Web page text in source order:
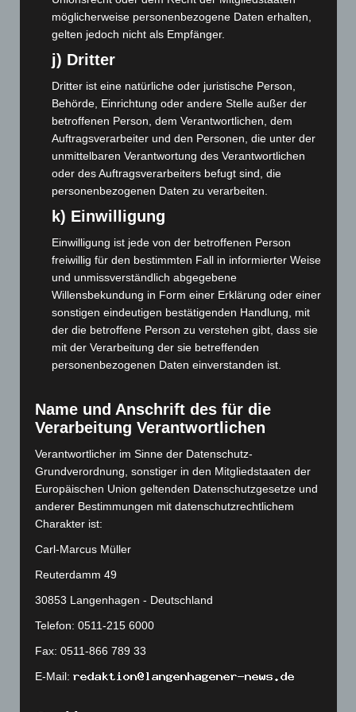
September 2024(112)
August 2024(107)
Juli 2024(89)
Juni 2024(107)
Mai 2024(149)
April 2024
März 2024(103)
Februar 2024(103)
Dezember 2023 (130)
November 2023 (130)
Oktober 2023(114)
September 2023(133)
August 2023(134)
Juli 2023(118)
Juni 2023(142)
April 2023 (155)
Februar 2023 (154)
Januar 2023(140)
Dezember 2022(130)
August 2022(166)
Juli 2022(133)
Juni 2022(167)
Mai 2022(177)
möglicherweise personenbezogene Daten erhalten,
gelten jedoch nicht als Empfänger.
j) Dritter
Dritter ist eine natürliche oder juristische Person,
Behörde, Einrichtung oder andere Stelle außer der
betroffenen Person, dem Verantwortlichen, dem
Auftragsverarbeiter und den Personen, die unter der
unmittelbaren Verantwortung des Verantwortlichen
oder des Auftragsverarbeiters befugt sind, die
personenbezogenen Daten zu verarbeiten.
k) Einwilligung
Einwilligung ist jede von der betroffenen Person
freiwillig für den bestimmten Fall in informierter Weise
und unmissverständlich abgegebene
Willensbekundung in Form einer Erklärung oder einer
sonstigen eindeutigen bestätigenden Handlung, mit
der die betroffene Person zu verstehen gibt, dass sie
mit der Verarbeitung der sie betreffenden
personenbezogenen Daten einverstanden ist.
Name und Anschrift des für die
Verarbeitung Verantwortlichen
Verantwortlicher im Sinne der Datenschutz-
Grundverordnung, sonstiger in den Mitgliedstaaten der
Europäischen Union geltenden Datenschutzgesetze und
anderer Bestimmungen mit datenschutzrechtlichem
Charakter ist:
Carl-Marcus Müller
Reuterdamm 49
30853 Langenhagen - Deutschland
Telefon: 0511-215 6000
Fax: 0511-866 789 33
E-Mail: